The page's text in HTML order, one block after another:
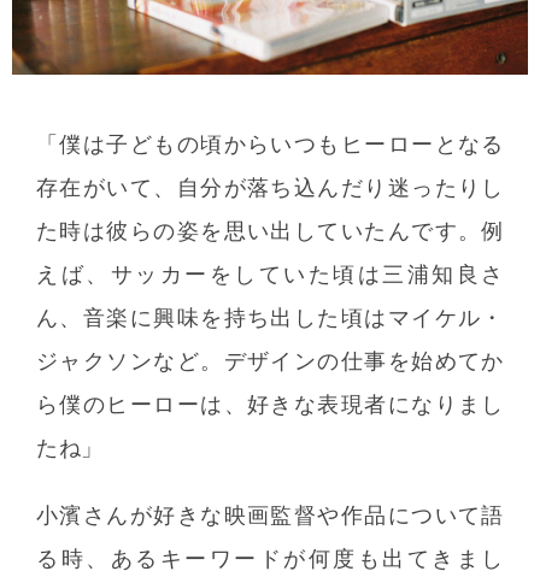
「僕は子どもの頃からいつもヒーローとなる
存在がいて、自分が落ち込んだり迷ったりし
た時は彼らの姿を思い出していたんです。例
えば、サッカーをしていた頃は三浦知良さ
ん、音楽に興味を持ち出した頃はマイケル・
ジャクソンなど。デザインの仕事を始めてか
ら僕のヒーローは、好きな表現者になりまし
たね」
小濱さんが好きな映画監督や作品について語
る時、あるキーワードが何度も出てきまし